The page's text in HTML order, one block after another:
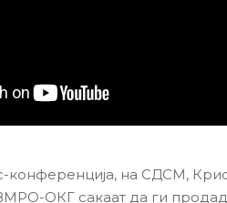
на СДСМ,
ОКГ сакаат да ги